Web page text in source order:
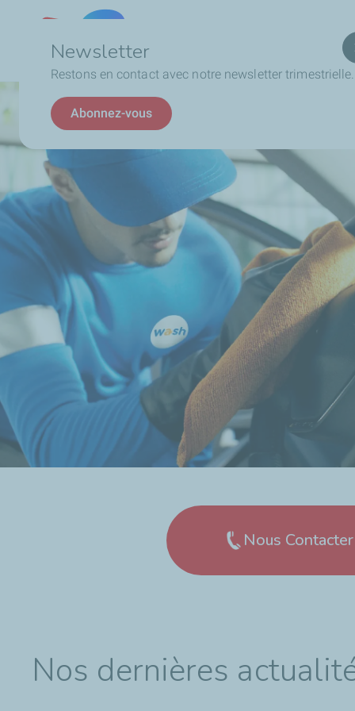
Newsletter
Restons en contact avec notre newsletter trimestrielle.
Abonnez-vous
Nous Contacter
Nos dernières